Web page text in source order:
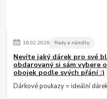
16.02.2026 Rady a náměty
Nevíte jaký dárek pro své
obdarovaný si sám
obojek podle svých přání :)
Dárkové poukazy = ideální